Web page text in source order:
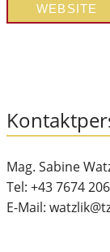
WEBSITE
Mag. Sabine
Tel: +43 7674
E-Mail: